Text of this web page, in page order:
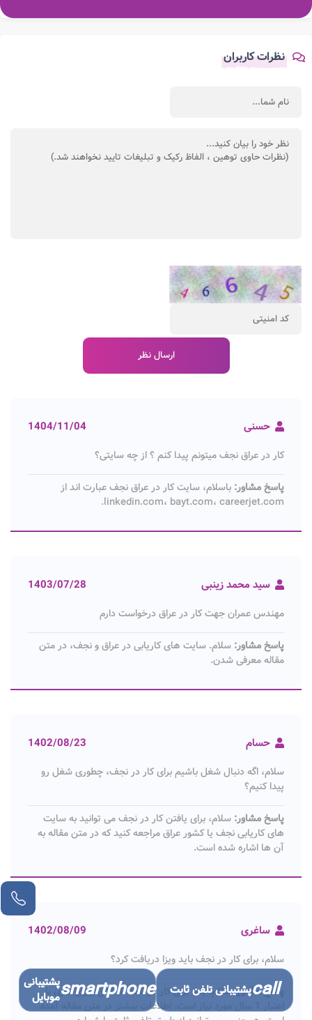
نظرات کاربران
حسنی 1404/11/04
کار در عراق نجف میتونم پیدا کنم ؟ از چه سایتی؟
پاسخ مشاور: باسلام، سایت کار در عراق نجف عبارت اند از
linkedin.com، bayt.com، careerjet.com.
سید محمد زینبی 1403/07/28
مهندس عمران جهت کار در عراق درخواست دارم
پاسخ مشاور: سلام. سایت های کاریابی در عراق و نجف، در متن
مقاله معرفی شدن.
حسام 1402/08/23
سلام، اگه دنبال شغل باشیم برای کار در نجف، چطوری شغل رو
پیدا کنیم؟
پاسخ مشاور: سلام، برای یافتن کار در نجف می توانید به سایت
های کاریابی نجف یا کشور عراق مراجعه کنید که در متن مقاله به
آن ها اشاره شده است.
ساغری 1402/08/09
سلام، برای کار در نجف باید ویزا دریافت کرد؟
پاسخ مشاور:سلام، بله. برای کار در نجف داشتن ویزای کاری با
اعتبار 1 سال مورد نیاز است. اطلاعات بیشتر در متن مقاله آمده
callپشتیبانی تلفن ثابت smartphoneپشتیبانی
موبایل